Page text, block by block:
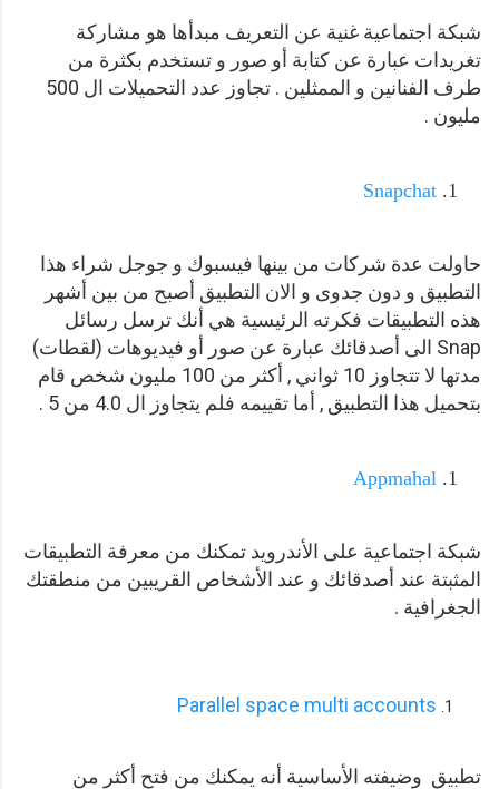
شبكة اجتماعية غنية عن التعريف مبدأها هو مشاركة
تغريدات عبارة عن كتابة أو صور و تستخدم بكثرة من
طرف الفنانين و الممثلين . تجاوز عدد التحميلات ال 500
مليون .
Snapchat
حاولت عدة شركات من بينها فيسبوك و جوجل شراء هذا
التطبيق و دون جدوى و الان التطبيق أصبح من بين أشهر
هذه التطبيقات فكرته الرئيسية هي أنك ترسل رسائل
Snap الى أصدقائك عبارة عن صور أو فيديوهات (لقطات)
مدتها لا تتجاوز 10 ثواني , أكثر من 100 مليون شخص قام
بتحميل هذا التطبيق , أما تقييمه فلم يتجاوز ال 4.0 من 5 .
Appmahal
شبكة اجتماعية على الأندرويد تمكنك من معرفة التطبيقات
المثبتة عند أصدقائك و عند الأشخاص القريبين من منطقتك
الجغرافية .
Parallel space multi accounts
تطبيق وضيفته الأساسية أنه يمكنك من فتح أكثر من